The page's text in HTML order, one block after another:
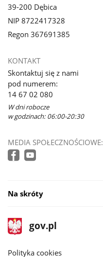
39-200 Dębica
NIP 8722417328
Regon 367691385
KONTAKT
Skontaktuj się z nami
pod numerem:
14 67 02 080
W dni robocze
w godzinach: 06:00-20:30
MEDIA SPOŁECZNOŚCIOWE:
Na skróty
stopka
gov.pl
Strona
gov.pl
gov.pl
Polityka cookies